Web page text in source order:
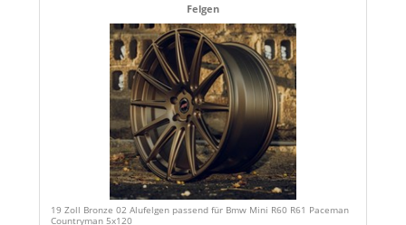
Felgen
19 Zoll Bronze 02 Alufelgen passend für Bmw Mini R60 R61 Paceman
Countryman 5x120